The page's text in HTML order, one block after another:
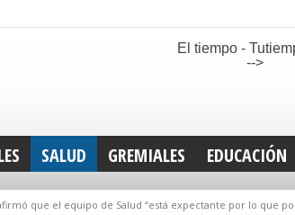
El tiempo -
-->
SALUD GREMIALES EDUCACIÓN
que el equipo de Salud “está expectante por lo que